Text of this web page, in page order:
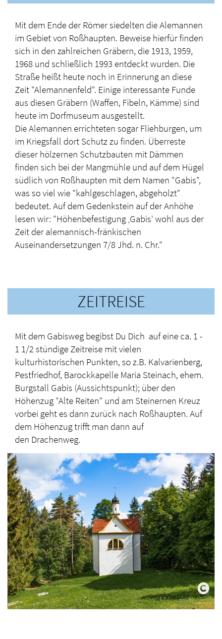
Mit dem Ende der Römer siedelten die Alemannen
im Gebiet von Roßhaupten. Beweise hierfür finden
sich in den zahlreichen Gräbern, die 1913, 1959,
1968 und schließlich 1993 entdeckt wurden. Die
Straße heißt heute noch in Erinnerung an diese
Zeit "Alemannenfeld". Einige interessante Funde
aus diesen Gräbern (Waffen, Fibeln, Kämme) sind
heute im Dorfmuseum ausgestellt.
Die Alemannen errichteten sogar Fliehburgen, um
im Kriegsfall dort Schutz zu finden. Überreste
dieser hölzernen Schutzbauten mit Dämmen
finden sich bei der Mangmühle und auf dem Hügel
südlich von Roßhaupten mit dem Namen "Gabis",
was so viel wie "kahlgeschlagen, abgeholzt"
bedeutet. Auf dem Gedenkstein auf der Anhöhe
lesen wir: "Höhenbefestigung ‚Gabis' wohl aus der
Zeit der alemannisch-fränkischen
Auseinandersetzungen 7/8 Jhd. n. Chr."
ZEITREISE
Mit dem Gabisweg begibst Du Dich auf eine ca. 1 -
1 1/2 stündige Zeitreise mit vielen
kulturhistorischen Punkten, so z.B. Kalvarienberg,
Pestfriedhof, Barockkapelle Maria Steinach, ehem.
Burgstall Gabis (Aussichtspunkt); über den
Höhenzug "Alte Reiten" und am Steinernen Kreuz
vorbei geht es dann zurück nach Roßhaupten. Auf
dem Höhenzug trifft man dann auf
den Drachenweg.